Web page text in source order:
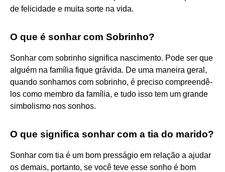
de felicidade e muita sorte na vida.
O que é sonhar com Sobrinho?
Sonhar com sobrinho significa nascimento. Pode ser que
alguém na família fique grávida. De uma maneira geral,
quando sonhamos com sobrinho, é preciso compreendê-
los como membro da família, e tudo isso tem um grande
simbolismo nos sonhos.
O que significa sonhar com a tia do marido?
Sonhar com tia é um bom presságio em relação a ajudar
os demais, portanto, se você teve esse sonho é bom